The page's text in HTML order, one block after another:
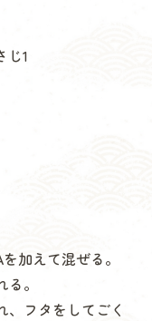
1
加えて混ぜる。
。
フタをしてごく